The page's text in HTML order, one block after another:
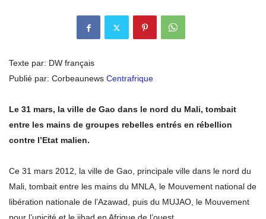
Texte par: DW français
Publié par: Corbeaunews Centrafrique
Le 31 mars, la ville de Gao dans le nord du Mali, tombait
entre les mains de groupes rebelles entrés en rébellion
contre l’Etat malien.
Ce 31 mars 2012, la ville de Gao, principale ville dans le nord du
Mali, tombait entre les mains du MNLA, le Mouvement national de
libération nationale de l’Azawad, puis du MUJAO, le Mouvement